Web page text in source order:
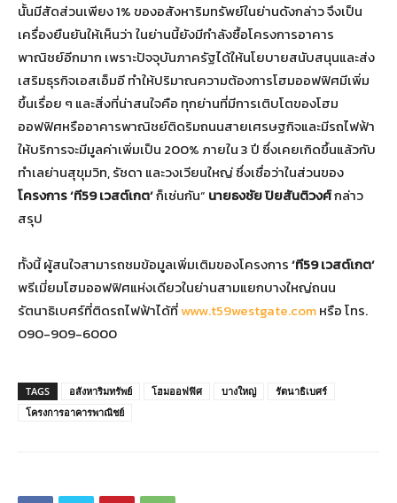
นั้นมีสัดส่วนเพียง 1% ของอสังหาริมทรัพย์ในย่านดังกล่าว จึงเป็น
เครื่องยืนยันให้เห็นว่า ในย่านนี้ยังมีกำลังซื้อโครงการอาคาร
พาณิชย์อีกมาก เพราะปัจจุบันภาครัฐได้ให้นโยบายสนับสนุนและส่ง
เสริมธุรกิจเอสเอ็มอี ทำให้ปริมาณความต้องการโฮมออฟฟิศมีเพิ่ม
ขึ้นเรื่อย ๆ และสิ่งที่น่าสนใจคือ ทุกย่านที่มีการเติบโตของโฮม
ออฟฟิศหรืออาคารพาณิชย์ติดริมถนนสายเศรษฐกิจและมีรถไฟฟ้า
ให้บริการจะมีมูลค่าเพิ่มเป็น 200% ภายใน 3 ปี ซึ่งเคยเกิดขึ้นแล้วกับ
ทำเลย่านสุขุมวิท, รัชดา และวงเวียนใหญ่ ซึ่งเชื่อว่าในส่วนของ
โครงการ ‘ที59 เวสต์เกต’ก็เช่นกัน” นายธงชัย ปิยสันติวงศ์กล่าว
สรุป
ทั้งนี้ ผู้สนใจสามารถชมข้อมูลเพิ่มเติมของโครงการ‘ที59 เวสต์เกต’
พรีเมี่ยมโฮมออฟฟิศแห่งเดียวในย่านสามแยกบางใหญ่ถนน
รัตนาธิเบศร์ที่ติดรถไฟฟ้าได้ที่www.t59westgate.comหรือ โทร.
090-909-6000
TAGS อสังหาริมทรัพย์ โฮมออฟฟิศ บางใหญ่
รัตนาธิเบศร์
โครงการอาคารพาณิชย์